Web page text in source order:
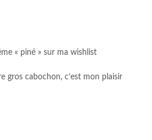
« piné » sur ma wishlist
gros cabochon, c’est mon plaisir